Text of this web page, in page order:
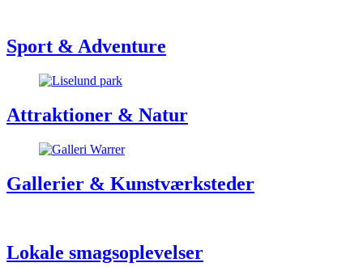
Sport & Adventure
Attraktioner & Natur
Gallerier & Kunstværksteder
Lokale smagsoplevelser